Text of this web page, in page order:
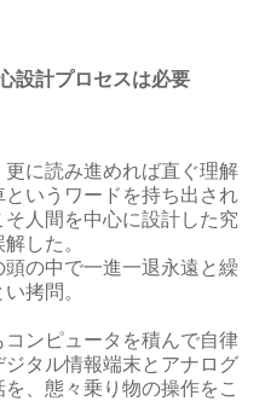
設計プロセスは必要
に読み進めれば直ぐ理解
いうワードを持ち出され
人間を中心に設計した究
した。
の中で一進一退永遠と繰
拷問。
ンピュータを積んで自律
タル情報端末とアナログ
、態々乗り物の操作をこ